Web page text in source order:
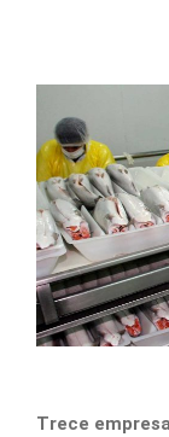
Trece